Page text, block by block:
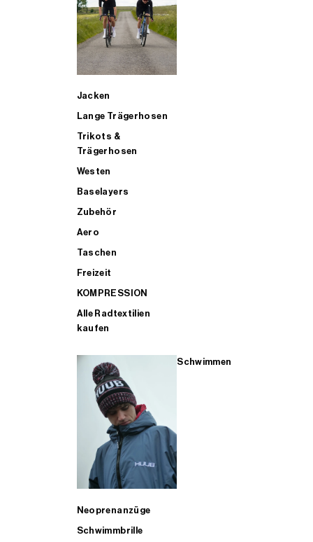
Jacken
Lange Trägerhosen
Trikots &
Trägerhosen
Westen
Baselayers
Zubehör
Aero
Taschen
Freizeit
KOMPRESSION
Alle Radtextilien
kaufen
Schwimmen
Neoprenanzüge
Schwimmbrille
ALLE TRIATHLONARTIKEL FÜR MÄNNER KAUFEN